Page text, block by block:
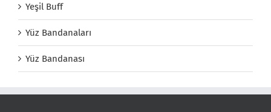
Yeşil Buff
Yüz Bandanaları
Yüz Bandanası